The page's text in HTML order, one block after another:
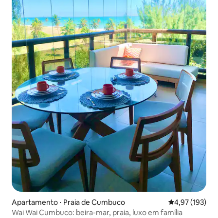
Apartamento ⋅ Praia de Cumbuco 4,97 de uma
4,97 (193)
Wai Wai Cumbuco: beira-mar, praia, luxo em família